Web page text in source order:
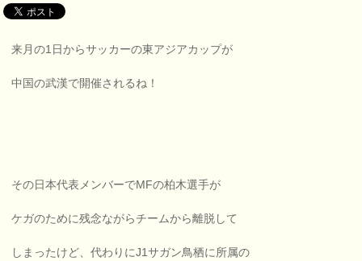
来月の1日からサッカーの東アジアカップが
中国の武漢で開催されるね！
その日本代表メンバーでMFの柏木選手が
ケガのために残念ながらチームから離脱して
しまったけど、代わりにJ1サガン鳥栖に所属の